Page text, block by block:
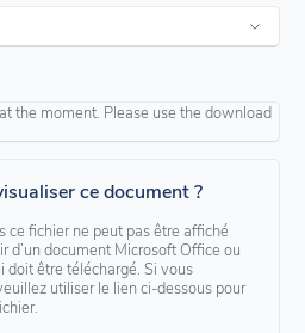
the moment. Please use the download
ce document ?
ce fichier ne peut pas être affiché
d’un document Microsoft Office ou
doit être téléchargé. Si vous
utiliser le lien ci-dessous pour